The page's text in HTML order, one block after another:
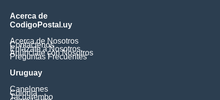
Acerca de
CodigoPostal.uy
Acerca de Nosotros
Contáctenos
Enlázate a Nosotros
Anúnciate con Nosotros
Preguntas Frecuentes
Uruguay
Canelones
Colonia
Tacuarembo